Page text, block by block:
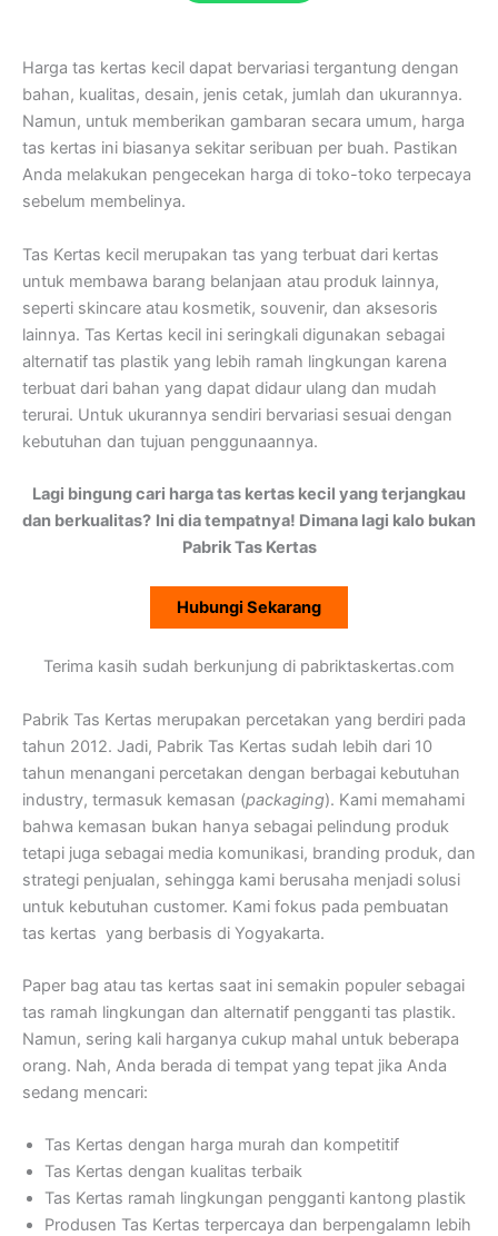
Harga tas kertas kecil dapat bervariasi tergantung dengan
bahan, kualitas, desain, jenis cetak, jumlah dan ukurannya.
Namun, untuk memberikan gambaran secara umum, harga
tas kertas ini biasanya sekitar seribuan per buah. Pastikan
Anda melakukan pengecekan harga di toko-toko terpecaya
sebelum membelinya.
Tas Kertas kecil merupakan tas yang terbuat dari kertas
untuk membawa barang belanjaan atau produk lainnya,
seperti skincare atau kosmetik, souvenir, dan aksesoris
lainnya. Tas Kertas kecil ini seringkali digunakan sebagai
alternatif tas plastik yang lebih ramah lingkungan karena
terbuat dari bahan yang dapat didaur ulang dan mudah
terurai. Untuk ukurannya sendiri bervariasi sesuai dengan
kebutuhan dan tujuan penggunaannya.
Lagi bingung cari harga tas kertas kecil yang terjangkau
dan berkualitas? Ini dia tempatnya! Dimana lagi kalo bukan
Pabrik Tas Kertas
Hubungi Sekarang
Terima kasih sudah berkunjung di pabriktaskertas.com
Pabrik Tas Kertas merupakan percetakan yang berdiri pada
tahun 2012. Jadi, Pabrik Tas Kertas sudah lebih dari 10
tahun menangani percetakan dengan berbagai kebutuhan
industry, termasuk kemasan (packaging). Kami memahami
bahwa kemasan bukan hanya sebagai pelindung produk
tetapi juga sebagai media komunikasi, branding produk, dan
strategi penjualan, sehingga kami berusaha menjadi solusi
untuk kebutuhan customer. Kami fokus pada pembuatan
tas kertas yang berbasis di Yogyakarta.
Paper bag atau tas kertas saat ini semakin populer sebagai
tas ramah lingkungan dan alternatif pengganti tas plastik.
Namun, sering kali harganya cukup mahal untuk beberapa
orang. Nah, Anda berada di tempat yang tepat jika Anda
sedang mencari:
Tas Kertas dengan harga murah dan kompetitif
Tas Kertas dengan kualitas terbaik
Tas Kertas ramah lingkungan pengganti kantong plastik
Produsen Tas Kertas terpercaya dan berpengalamn lebih